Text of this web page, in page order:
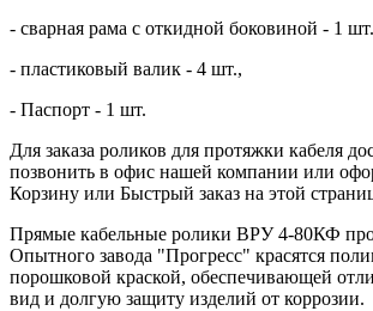
- сварная рама с откидной боковиной - 1
- пластиковый валик - 4 шт.,
- Паспорт - 1 шт.
Для заказа роликов для протяжки кабеля
позвонить в офис нашей компании или
Корзину или Быстрый заказ на этой
Прямые кабельные ролики ВРУ 4-80КФ
Опытного завода "Прогресс" красятся
порошковой краской, обеспечивающей
вид и долгую защиту изделий от коррозии.